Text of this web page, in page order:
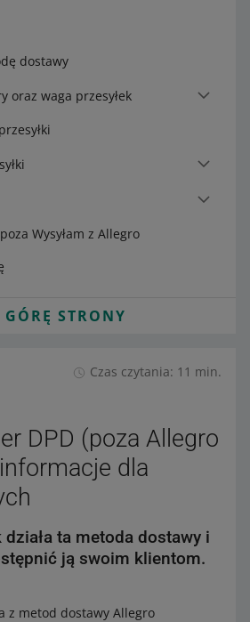
dostawy
oraz waga przesyłek
Wysyłam z Allegro
STRONY
Czas czytania: 11 min.
DPD (poza Allegro
dla
ta metoda dostawy i
ją swoim klientom.
z metod dostawy Allegro